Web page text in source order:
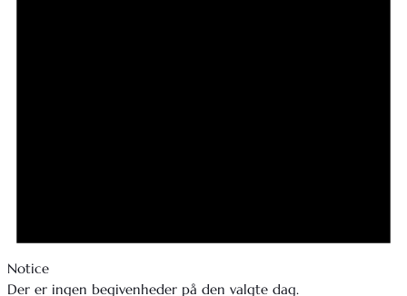
Notice
Der er ingen begivenheder på den valgte dag.